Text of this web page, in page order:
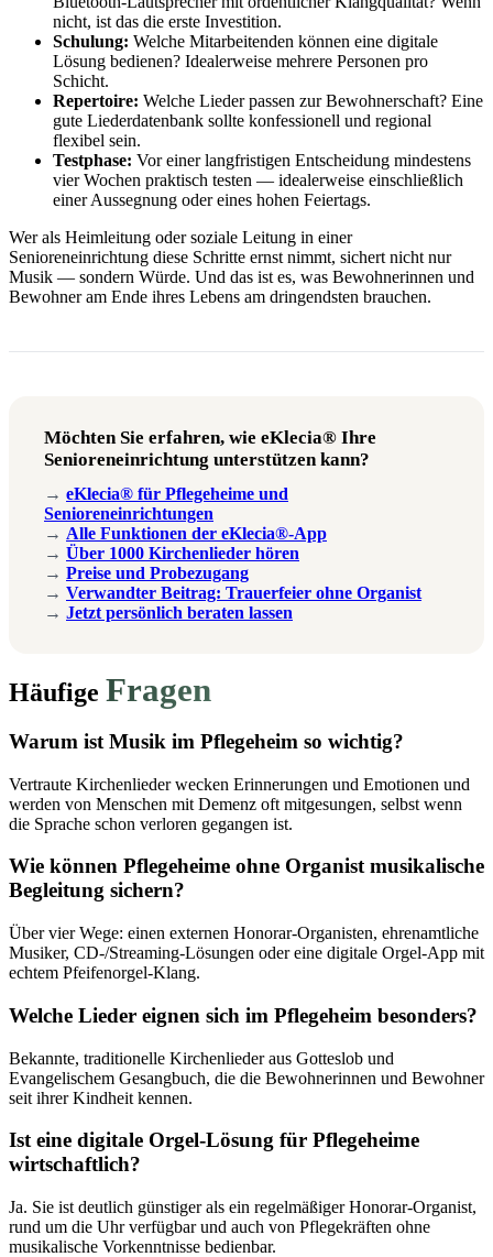
nicht, ist das die erste Investition.
Schulung: Welche Mitarbeitenden können eine digitale
Lösung bedienen? Idealerweise mehrere Personen pro
Schicht.
Repertoire: Welche Lieder passen zur Bewohnerschaft? Eine
gute Liederdatenbank sollte konfessionell und regional
flexibel sein.
Testphase: Vor einer langfristigen Entscheidung mindestens
vier Wochen praktisch testen — idealerweise einschließlich
einer Aussegnung oder eines hohen Feiertags.
Wer als Heimleitung oder soziale Leitung in einer
Senioreneinrichtung diese Schritte ernst nimmt, sichert nicht nur
Musik — sondern Würde. Und das ist es, was Bewohnerinnen und
Bewohner am Ende ihres Lebens am dringendsten brauchen.
Möchten Sie erfahren, wie eKlecia® Ihre
Senioreneinrichtung unterstützen kann?
→ eKlecia® für Pflegeheime und
Senioreneinrichtungen
→ Alle Funktionen der eKlecia®-App
→ Über 1000 Kirchenlieder hören
→ Preise und Probezugang
→ Verwandter Beitrag: Trauerfeier ohne Organist
→ Jetzt persönlich beraten lassen
Häufige Fragen
Warum ist Musik im Pflegeheim so wichtig?
Vertraute Kirchenlieder wecken Erinnerungen und Emotionen und
werden von Menschen mit Demenz oft mitgesungen, selbst wenn
die Sprache schon verloren gegangen ist.
Wie können Pflegeheime ohne Organist musikalische
Begleitung sichern?
Über vier Wege: einen externen Honorar-Organisten, ehrenamtliche
Musiker, CD-/Streaming-Lösungen oder eine digitale Orgel-App mit
echtem Pfeifenorgel-Klang.
Welche Lieder eignen sich im Pflegeheim besonders?
Bekannte, traditionelle Kirchenlieder aus Gotteslob und
Evangelischem Gesangbuch, die die Bewohnerinnen und Bewohner
seit ihrer Kindheit kennen.
Ist eine digitale Orgel-Lösung für Pflegeheime
wirtschaftlich?
Ja. Sie ist deutlich günstiger als ein regelmäßiger Honorar-Organist,
rund um die Uhr verfügbar und auch von Pflegekräften ohne
musikalische Vorkenntnisse bedienbar.